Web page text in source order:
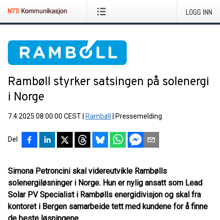
LOGG INN
Rambøll styrker satsingen på solenergi
i Norge
7.4.2025 08:00:00 CEST Rambøll Pressemelding
Del
Simona Petroncini skal videreutvikle Rambølls
solenergiløsninger i Norge. Hun er nylig ansatt som Lead
Solar PV Specialist i Rambølls energidivisjon og skal fra
kontoret i Bergen samarbeide tett med kundene for å finne